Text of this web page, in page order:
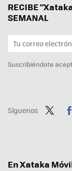
RECIBE
SEMANAL
Suscribiéndote
Síguenos
En Xataka